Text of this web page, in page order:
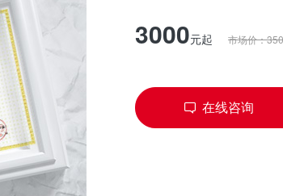
3000元起 市场价：
在线咨询